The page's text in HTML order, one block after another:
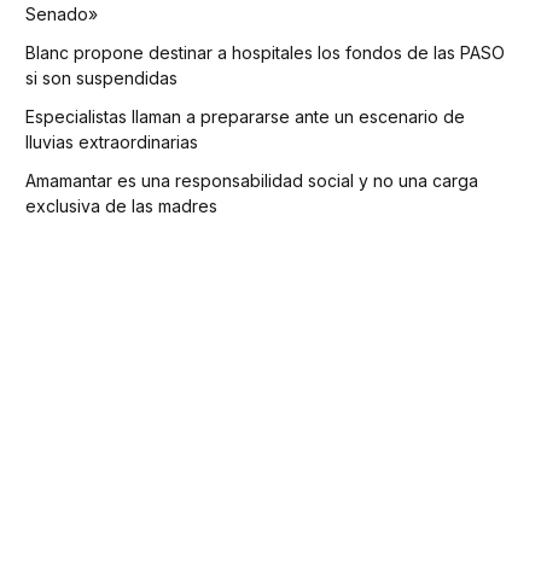
Senado»
Blanc propone destinar a hospitales los fondos de las PASO
si son suspendidas
Especialistas llaman a prepararse ante un escenario de
lluvias extraordinarias
Amamantar es una responsabilidad social y no una carga
exclusiva de las madres